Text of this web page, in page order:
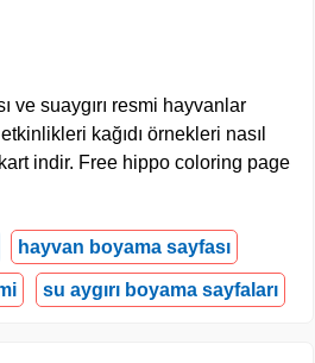
ve suaygırı resmi hayvanlar
kağıdı örnekleri nasıl
indir. Free hippo coloring page
hayvan boyama sayfası
su aygırı boyama sayfaları